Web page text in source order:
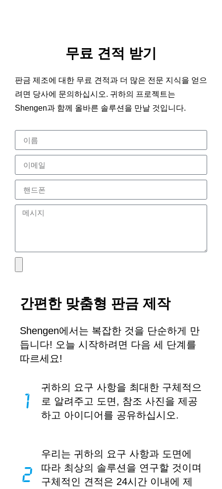
무료 견적 받기
판금 제조에 대한 무료 견적과 더 많은 전문 지식을 얻으
려면 당사에 문의하십시오. 귀하의 프로젝트는
Shengen과 함께 올바른 솔루션을 만날 것입니다.
간편한 맞춤형 판금 제작
Shengen에서는 복잡한 것을 단순하게 만
듭니다! 오늘 시작하려면 다음 세 단계를
따르세요!
귀하의 요구 사항을 최대한 구체적으
로 알려주고 도면, 참조 사진을 제공
하고 아이디어를 공유하십시오.
우리는 귀하의 요구 사항과 도면에
따라 최상의 솔루션을 연구할 것이며
구체적인 견적은 24시간 이내에 제